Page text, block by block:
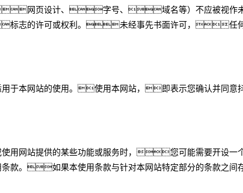
网页设计、字号、域名等）不应被视作未
标志的许可或权利。未经事先书面许可，任
用于本网站的使用。使用本网站，即表示您确认并同意
用网站提供的某些功能或服务时，您可能需要开设
条款。如果本使用条款与针对本网站特定部分的条款